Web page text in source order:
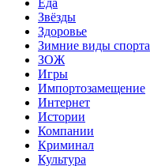
Звёзды
Здоровье
Зимние виды спорта
ЗОЖ
Игры
Импортозамещение
Интернет
Истории
Компании
Криминал
Культура